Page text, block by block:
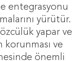
entegrasyonu
yürütür.
yapar ve
korunması ve
önemli